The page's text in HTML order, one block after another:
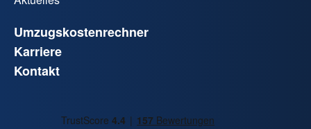
Umzugskostenrechner
Karriere
Kontakt